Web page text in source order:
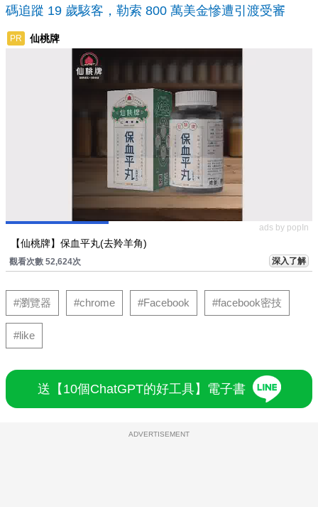
碼追蹤 19 歲駭客，勒索 800 萬美金慘遭引渡受審
PR 仙桃牌
ads by popIn
【仙桃牌】保血平丸(去羚羊角)
觀看次數 52,624次 深入了解
#瀏覽器 #chrome #Facebook #facebook密技
#like
送【10個ChatGPT的好工具】電子書
ADVERTISEMENT